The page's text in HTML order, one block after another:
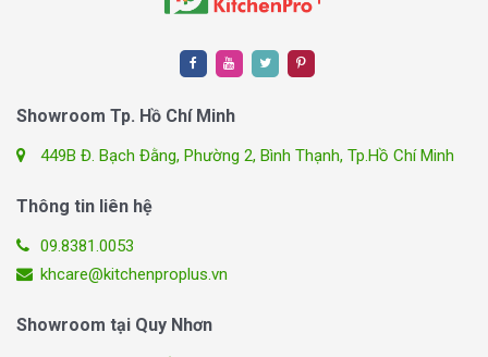
Showroom Tp. Hồ Chí Minh
449B Đ. Bạch Đằng, Phường 2, Bình Thạnh, Tp.Hồ Chí Minh
Thông tin liên hệ
09.8381.0053
khcare@kitchenproplus.vn
Showroom tại Quy Nhơn